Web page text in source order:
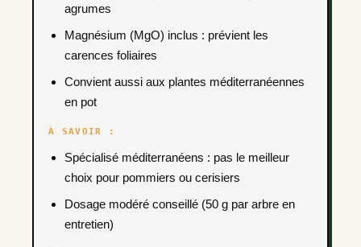
agrumes
Magnésium (MgO) inclus : prévient les
carences foliaires
Convient aussi aux plantes méditerranéennes
en pot
À SAVOIR :
Spécialisé méditerranéens : pas le meilleur
choix pour pommiers ou cerisiers
Dosage modéré conseillé (50 g par arbre en
entretien)